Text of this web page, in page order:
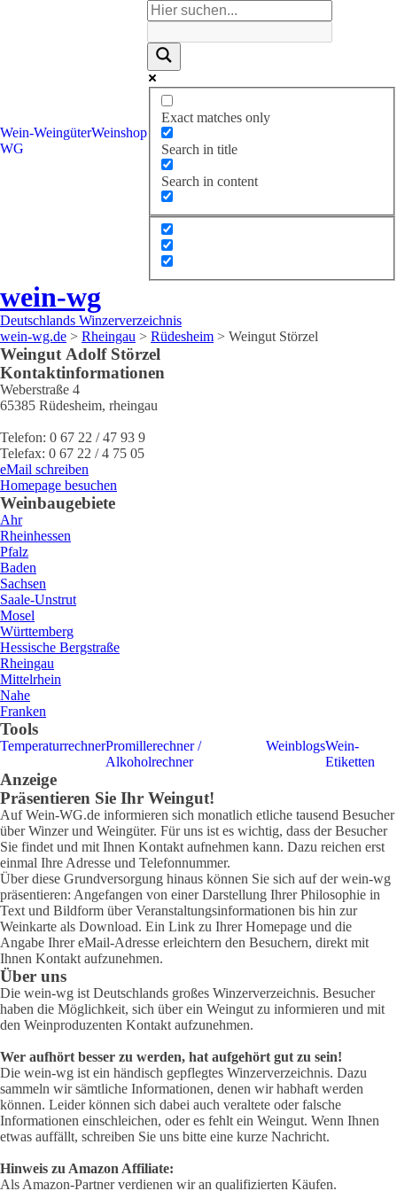
Wein-
WG
WeingüterWeinshop
Exact matches only
Search in title
Search in content
wein-wg
Deutschlands Winzerverzeichnis
wein-wg.de > Rheingau > Rüdesheim > Weingut Störzel
Weingut Adolf Störzel
Kontaktinformationen
Weberstraße 4
65385 Rüdesheim, rheingau
Telefon: 0 67 22 / 47 93 9
Telefax: 0 67 22 / 4 75 05
eMail schreiben
Homepage besuchen
Weinbaugebiete
Ahr
Rheinhessen
Pfalz
Baden
Sachsen
Saale-Unstrut
Mosel
Württemberg
Hessische Bergstraße
Rheingau
Mittelrhein
Nahe
Franken
Tools
TemperaturrechnerPromillerechner /
Alkoholrechner
WeinblogsWein-
Etiketten
Anzeige
Präsentieren Sie Ihr Weingut!
Auf Wein-WG.de informieren sich monatlich etliche tausend Besucher
über Winzer und Weingüter. Für uns ist es wichtig, dass der Besucher
Sie findet und mit Ihnen Kontakt aufnehmen kann. Dazu reichen erst
einmal Ihre Adresse und Telefonnummer.
Über diese Grundversorgung hinaus können Sie sich auf der wein-wg
präsentieren: Angefangen von einer Darstellung Ihrer Philosophie in
Text und Bildform über Veranstaltungsinformationen bis hin zur
Weinkarte als Download. Ein Link zu Ihrer Homepage und die
Angabe Ihrer eMail-Adresse erleichtern den Besuchern, direkt mit
Ihnen Kontakt aufzunehmen.
Über uns
Die wein-wg ist Deutschlands großes Winzerverzeichnis. Besucher
haben die Möglichkeit, sich über ein Weingut zu informieren und mit
den Weinproduzenten Kontakt aufzunehmen.
Wer aufhört besser zu werden, hat aufgehört gut zu sein!
Die wein-wg ist ein händisch gepflegtes Winzerverzeichnis. Dazu
sammeln wir sämtliche Informationen, denen wir habhaft werden
können. Leider können sich dabei auch veraltete oder falsche
Informationen einschleichen, oder es fehlt ein Weingut. Wenn Ihnen
etwas auffällt, schreiben Sie uns bitte eine kurze Nachricht.
Hinweis zu Amazon Affiliate:
Als Amazon-Partner verdienen wir an qualifizierten Käufen.